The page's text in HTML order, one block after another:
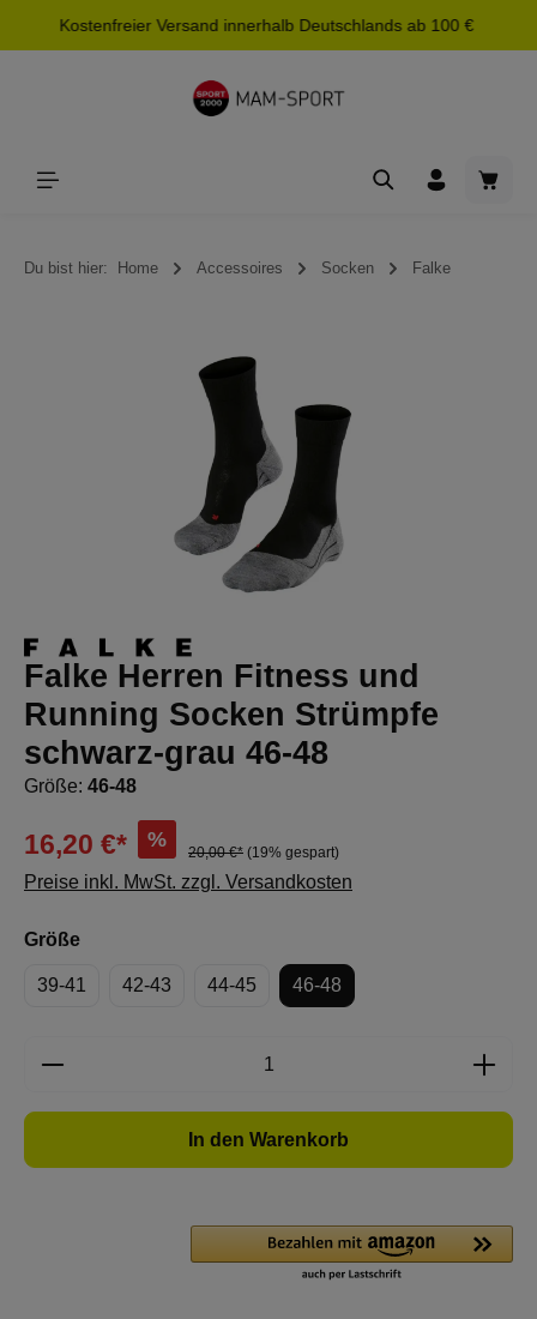
springen
Kostenfreier Versand innerhalb Deutschlands ab 100 €
Du bist hier: Home Accessoires Socken Falke
Bildergalerie überspringen
Falke Herren Fitness und
Running Socken Strümpfe
schwarz-grau 46-48
Größe: 46-48
16,20 €* %
20,00 €* (19% gespart)
Preise inkl. MwSt. zzgl. Versandkosten
Größeauswählen
39-41 42-43 44-45 46-48
Produkt Anzahl: Gib den gewünschten
In den Warenkorb